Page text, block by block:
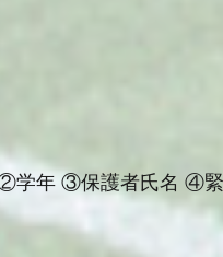
学年 ③保護者氏名 ④緊